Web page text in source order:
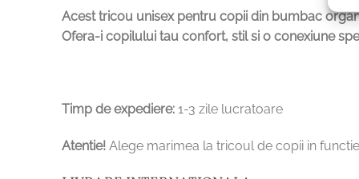
Acest tricou unisex pentru copii din bumbac
Ofera-i copilului tau confort, stil si o conexiune
Timp de expediere: 1-3 zile lucratoare
Atentie! Alege marimea la tricoul de copii in